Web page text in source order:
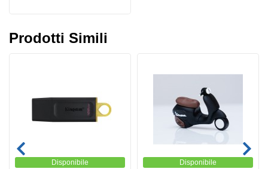
Prodotti Simili
Disponibile Disponibile